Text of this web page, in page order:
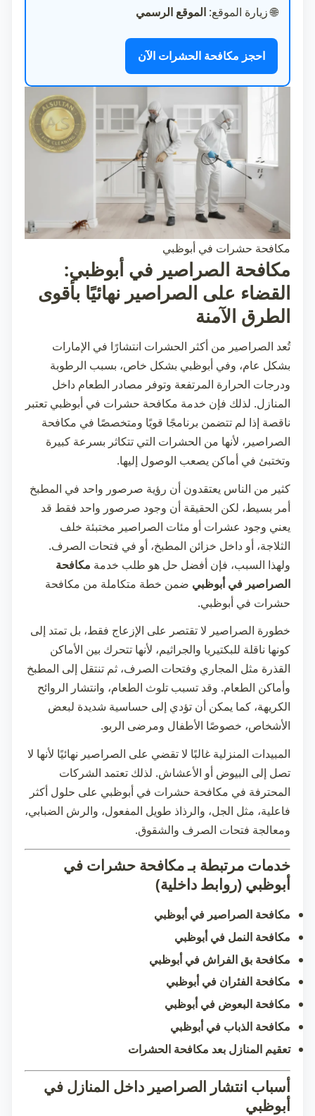
🌐زيارة الموقع: الموقع الرسمي
احجز مكافحة الحشرات الآن
مكافحة حشرات في أبوظبي
مكافحة الصراصير في أبوظبي:
القضاء على الصراصير نهائيًا بأقوى
الطرق الآمنة
تُعد الصراصير من أكثر الحشرات انتشارًا في الإمارات
بشكل عام، وفي أبوظبي بشكل خاص، بسبب الرطوبة
ودرجات الحرارة المرتفعة وتوفر مصادر الطعام داخل
المنازل. لذلك فإن خدمة مكافحة حشرات في أبوظبي تعتبر
ناقصة إذا لم تتضمن برنامجًا قويًا ومتخصصًا في مكافحة
الصراصير، لأنها من الحشرات التي تتكاثر بسرعة كبيرة
وتختبئ في أماكن يصعب الوصول إليها.
كثير من الناس يعتقدون أن رؤية صرصور واحد في المطبخ
أمر بسيط، لكن الحقيقة أن وجود صرصور واحد فقط قد
يعني وجود عشرات أو مئات الصراصير مختبئة خلف
الثلاجة، أو داخل خزائن المطبخ، أو في فتحات الصرف.
ولهذا السبب، فإن أفضل حل هو طلب خدمة مكافحة
الصراصير في أبوظبي ضمن خطة متكاملة من مكافحة
حشرات في أبوظبي.
خطورة الصراصير لا تقتصر على الإزعاج فقط، بل تمتد إلى
كونها ناقلة للبكتيريا والجراثيم، لأنها تتحرك بين الأماكن
القذرة مثل المجاري وفتحات الصرف، ثم تنتقل إلى المطبخ
وأماكن الطعام. وقد تسبب تلوث الطعام، وانتشار الروائح
الكريهة، كما يمكن أن تؤدي إلى حساسية شديدة لبعض
الأشخاص، خصوصًا الأطفال ومرضى الربو.
المبيدات المنزلية غالبًا لا تقضي على الصراصير نهائيًا لأنها لا
تصل إلى البيوض أو الأعشاش. لذلك تعتمد الشركات
المحترفة في مكافحة حشرات في أبوظبي على حلول أكثر
فاعلية، مثل الجل، والرذاذ طويل المفعول، والرش الضبابي،
ومعالجة فتحات الصرف والشقوق.
خدمات مرتبطة بـ مكافحة حشرات في
أبوظبي (روابط داخلية)
مكافحة الصراصير في أبوظبي
مكافحة النمل في أبوظبي
مكافحة بق الفراش في أبوظبي
مكافحة الفئران في أبوظبي
مكافحة البعوض في أبوظبي
مكافحة الذباب في أبوظبي
تعقيم المنازل بعد مكافحة الحشرات
أسباب انتشار الصراصير داخل المنازل في
أبوظبي